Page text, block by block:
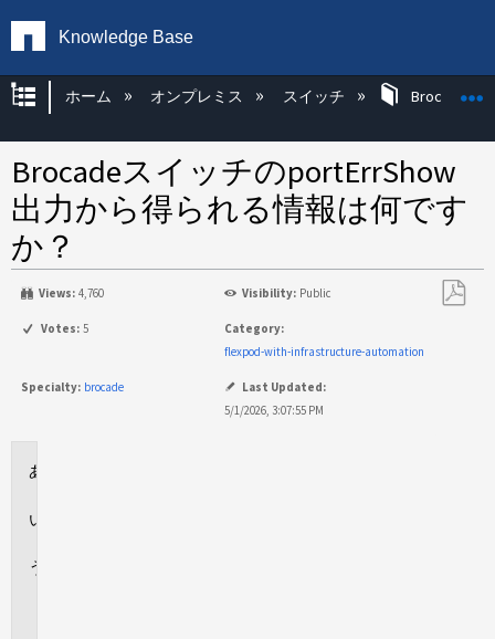
Knowledge Base
グローバル階層を展開/折りたたむ
ホーム オンプレミス スイッチ Brocade KB
BrocadeスイッチのportErrShow
出力から得られる情報は何です
か？
Views: 4,760 Visibility: Public
Votes: 5
Category:
flexpod-with-infrastructure-automation
Specialty: brocade
Last Updated:
5/1/2026, 3:07:55 PM